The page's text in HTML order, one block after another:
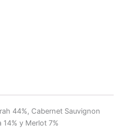
44%, Cabernet Sauvignon
14% y Merlot 7%